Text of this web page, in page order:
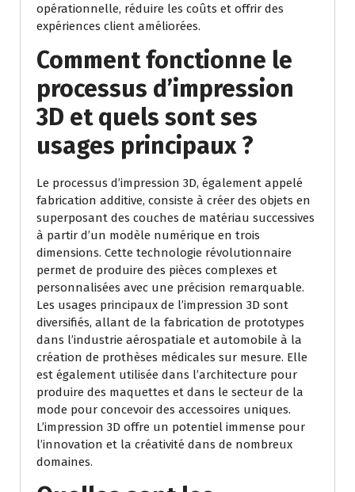
opérationnelle, réduire les coûts et offrir des
expériences client améliorées.
Comment fonctionne le
processus d’impression
3D et quels sont ses
usages principaux ?
Le processus d’impression 3D, également appelé
fabrication additive, consiste à créer des objets en
superposant des couches de matériau successives
à partir d’un modèle numérique en trois
dimensions. Cette technologie révolutionnaire
permet de produire des pièces complexes et
personnalisées avec une précision remarquable.
Les usages principaux de l’impression 3D sont
diversifiés, allant de la fabrication de prototypes
dans l’industrie aérospatiale et automobile à la
création de prothèses médicales sur mesure. Elle
est également utilisée dans l’architecture pour
produire des maquettes et dans le secteur de la
mode pour concevoir des accessoires uniques.
L’impression 3D offre un potentiel immense pour
l’innovation et la créativité dans de nombreux
domaines.